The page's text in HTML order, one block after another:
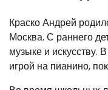
Краско Андрей
Москва. С раннего
музыке и искусству.
игрой на пианино,